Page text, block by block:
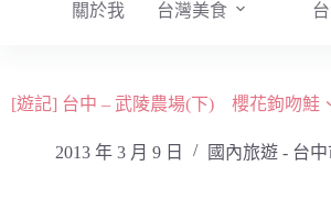
關於我 台灣美食
[遊記] 台中 – 武陵農場(下) 櫻花鉤吻
2013 年 3 月 9 日 國內旅遊 - 台